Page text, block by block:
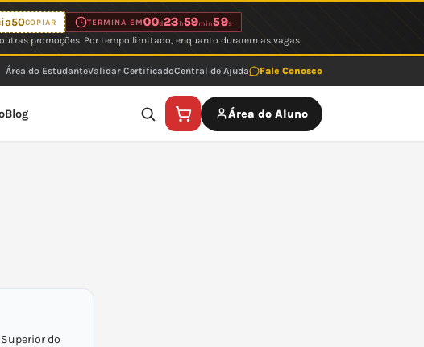
COPIAR TERMINA EM00d23 h59min59s
promoções. Por tempo limitado, enquanto durarem as vagas.
Área do EstudanteValidar CertificadoCentral de Ajuda Fale Conosco
Blog Área do Aluno
do